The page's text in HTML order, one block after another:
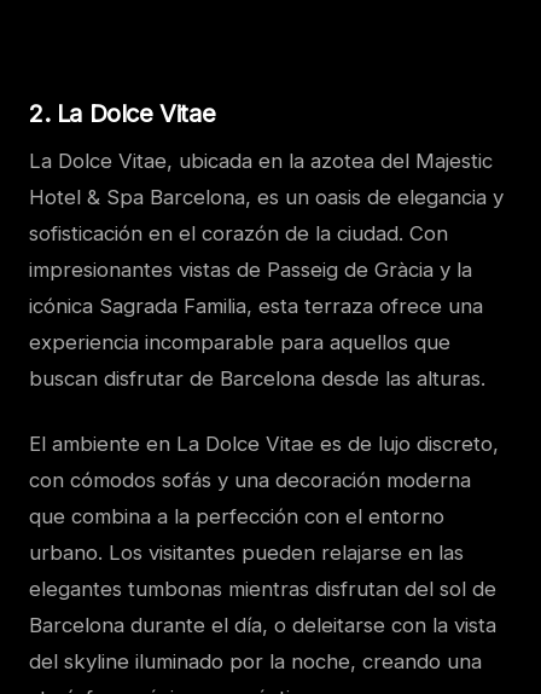
2. La Dolce Vitae
La Dolce Vitae, ubicada en la azotea del Majestic
Hotel & Spa Barcelona, es un oasis de elegancia y
sofisticación en el corazón de la ciudad. Con
impresionantes vistas de Passeig de Gràcia y la
icónica Sagrada Familia, esta terraza ofrece una
experiencia incomparable para aquellos que
buscan disfrutar de Barcelona desde las alturas.
El ambiente en La Dolce Vitae es de lujo discreto,
con cómodos sofás y una decoración moderna
que combina a la perfección con el entorno
urbano. Los visitantes pueden relajarse en las
elegantes tumbonas mientras disfrutan del sol de
Barcelona durante el día, o deleitarse con la vista
del skyline iluminado por la noche, creando una